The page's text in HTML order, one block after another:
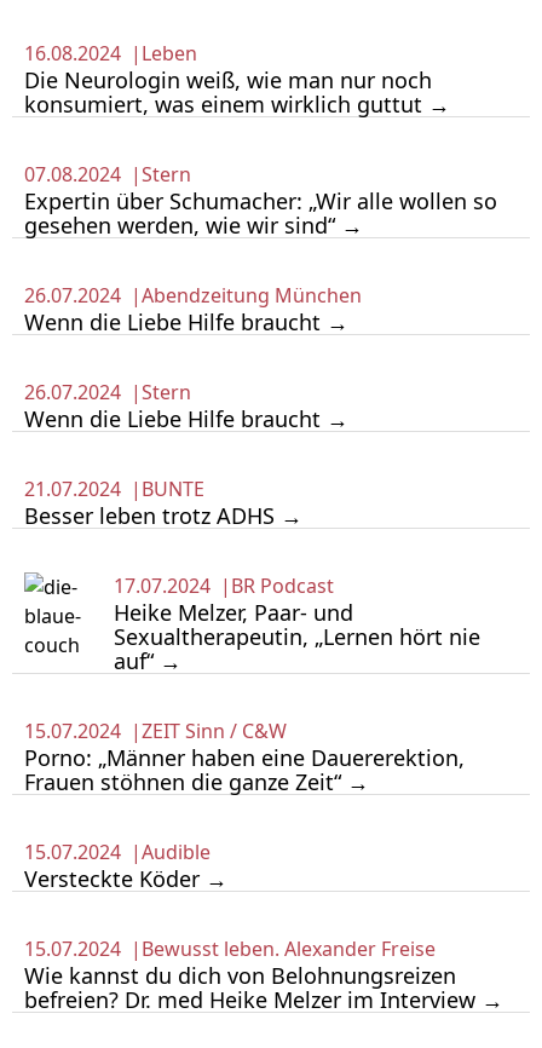
16.08.2024 | Leben
Die Neurologin weiß, wie man nur noch
konsumiert, was einem wirklich guttut →
07.08.2024 |Stern
Expertin über Schumacher: „Wir alle wollen so
gesehen werden, wie wir sind“ →
26.07.2024 |Abendzeitung München
Wenn die Liebe Hilfe braucht →
26.07.2024 |Stern
Wenn die Liebe Hilfe braucht →
21.07.2024 | BUNTE
Besser leben trotz ADHS →
17.07.2024 | BR Podcast
Heike Melzer, Paar- und
Sexualtherapeutin, „Lernen hört nie
auf“ →
15.07.2024 |ZEIT Sinn / C&W
Porno: „Männer haben eine Dauererektion,
Frauen stöhnen die ganze Zeit“ →
15.07.2024 |Audible
Versteckte Köder →
15.07.2024 | Bewusst leben. Alexander Freise
Wie kannst du dich von Belohnungsreizen
befreien? Dr. med Heike Melzer im Interview →